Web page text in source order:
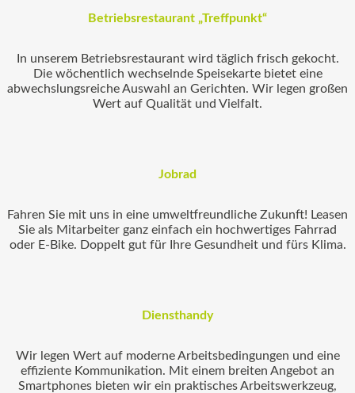
Betriebsrestaurant „Treffpunkt“
In unserem Betriebsrestaurant wird täglich frisch gekocht.
Die wöchentlich wechselnde Speisekarte bietet eine
abwechslungsreiche Auswahl an Gerichten. Wir legen großen
Wert auf Qualität und Vielfalt.
Jobrad
Fahren Sie mit uns in eine umweltfreundliche Zukunft! Leasen
Sie als Mitarbeiter ganz einfach ein hochwertiges Fahrrad
oder E‑Bike. Doppelt gut für Ihre Gesundheit und fürs Klima.
Diensthandy
Wir legen Wert auf moderne Arbeitsbedingungen und eine
effiziente Kommunikation. Mit einem breiten Angebot an
Smartphones bieten wir ein praktisches Arbeitswerkzeug,